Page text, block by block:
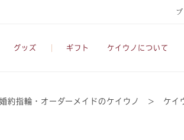
グッズ ギフト ケイウノについて
約指輪・オーダーメイドのケイウノ > ケイウ